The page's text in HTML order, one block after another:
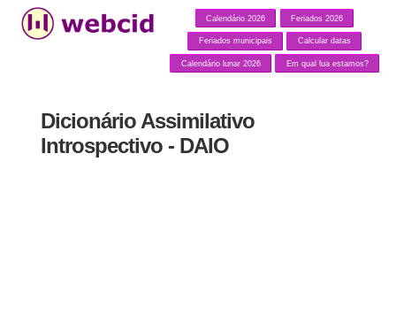
Calendário 2026 Feriados 2026
Feriados municipais Calcular datas
Calendário lunar 2026 Em qual lua estamos?
Dicionário Assimilativo
Introspectivo - DAIO